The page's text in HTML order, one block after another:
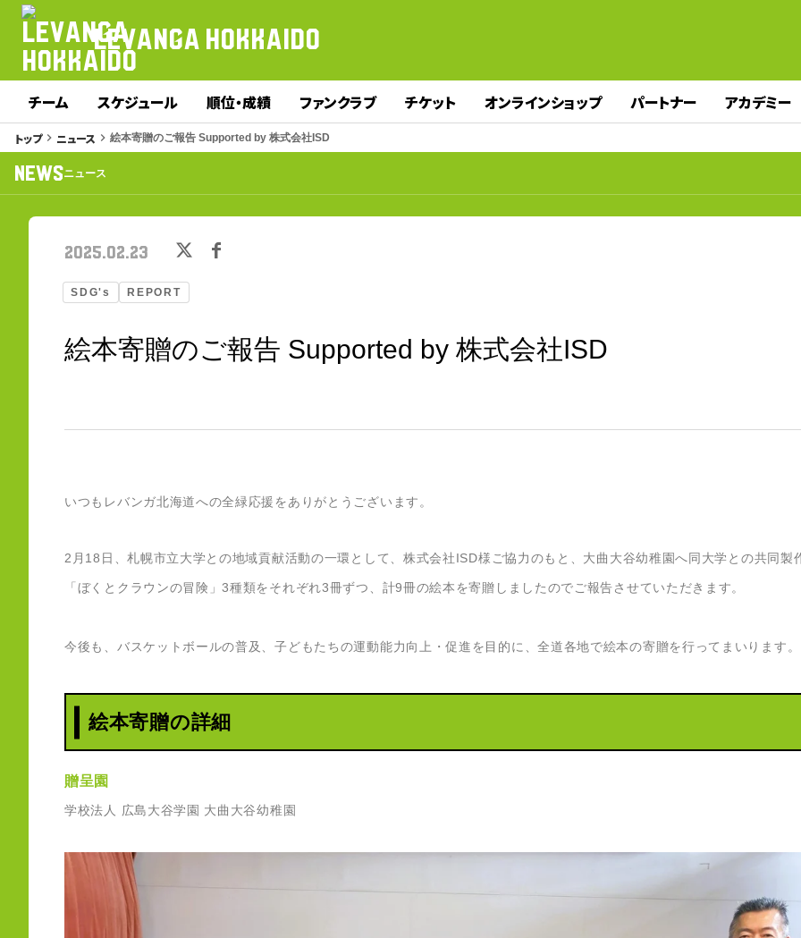
LEVANGA HOKKAIDO
チーム スケジュール 順位・成績 ファンクラブ チケット オンラインショップ パートナー アカデミー
トップkeyboard_arrow_right ニュース keyboard_arrow_right 絵本寄贈のご報告 Supported by 株式会社ISD
NEWSニュース
SDG's REPORT
2025.02.23
絵本寄贈のご報告 Supported by 株式会社ISD
いつもレバンガ北海道への全緑応援をありがとうございます。
2月18日、札幌市立大学との地域貢献活動の一環として、株式会社ISD様ご協力のもと、大曲大谷幼稚園へ同大学との共同製
「ぼくとクラウンの冒険」3種類をそれぞれ3冊ずつ、計9冊の絵本を寄贈しましたのでご報告させていただきます。
今後も、バスケットボールの普及、子どもたちの運動能力向上・促進を目的に、全道各地で絵本の寄贈を行ってまいります。
絵本寄贈の詳細
贈呈園
学校法人 広島大谷学園 大曲大谷幼稚園